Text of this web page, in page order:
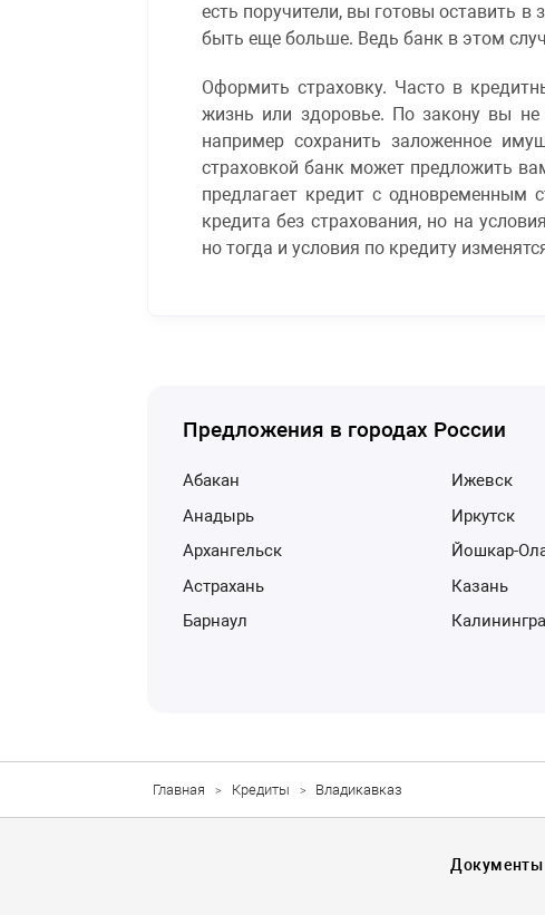
есть поручители, вы готовы оставить
быть еще больше. Ведь банк в этом
Оформить страховку. Часто в
жизнь или здоровье. По закону вы не
например сохранить заложенное
страховкой банк может предложить
предлагает кредит с одновременным
кредита без страхования, но на
но тогда и условия по кредиту
Предложения в городах России
Абакан
Анадырь
Архангельск
Астрахань
Барнаул
Ижевск
Иркутск
Йошкар-
Казань
Главная Кредиты Владикавказ
Документы